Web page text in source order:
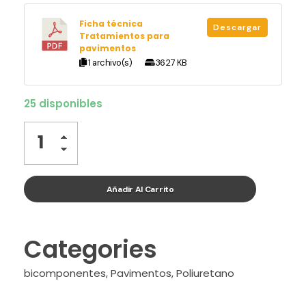
Ficha técnica
Tratamientos para
pavimentos
1 archivo(s)
36.27 KB
Descargar
25 disponibles
Añadir Al Carrito
Categories
bicomponentes,Pavimentos,Poliuretano